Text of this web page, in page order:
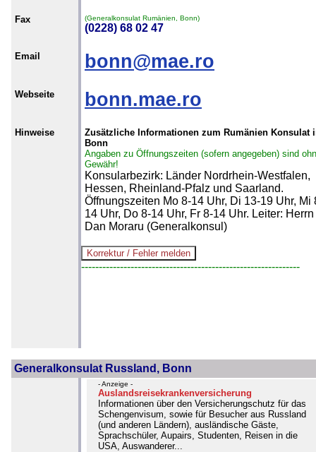
Fax (Generalkonsulat Rumänien, Bonn)
(0228) 68 02 47
Email bonn@mae.ro
Webseite bonn.mae.ro
Hinweise
Zusätzliche Informationen zum Rumänien Konsulat
Bonn
Angaben zu Öffnungszeiten (sofern angegeben) sind
Gewähr!
Konsularbezirk: Länder Nordrhein-Westfalen,
Hessen, Rheinland-Pfalz und Saarland.
Öffnungszeiten Mo 8-14 Uhr, Di 13-19 Uhr, Mi
14 Uhr, Do 8-14 Uhr, Fr 8-14 Uhr. Leiter: Herrn
Dan Moraru (Generalkonsul)
--------------------------------------------------------------
Generalkonsulat Russland, Bonn
- Anzeige -
Auslandsreisekrankenversicherung
Informationen über den Versicherungschutz für das
Schengenvisum, sowie für Besucher aus Russland
(und anderen Ländern), ausländische Gäste,
Sprachschüler, Aupairs, Studenten, Reisen in die
USA, Auswanderer...